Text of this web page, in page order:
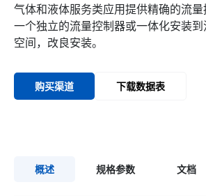
气体和液体服务类应用提供精确的流
一个独立的流量控制器或一体化安装
空间，改良安装。
购买渠道 下载数据表
概述 规格参数 文档